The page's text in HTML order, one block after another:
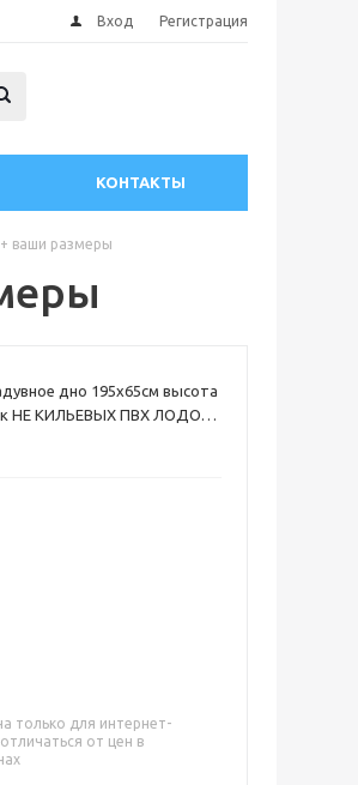
Вход Регистрация
КОНТАКТЫ
ваши размеры
дно 195х65см высота
НЕ КИЛЬЕВЫХ ПВХ ЛОДОК (
только для интернет-
от цен в